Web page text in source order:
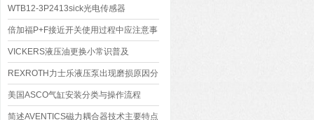
WTB12-3P2413sick光电传感器
倍加福P+F接近开关使用过程中应注意事
项
VICKERS液压油更换小常识普及
REXROTH力士乐液压泵出现磨损原因分
析
美国ASCO气缸安装分类与操作流程
简述AVENTICS磁力耦合器技术主要特点